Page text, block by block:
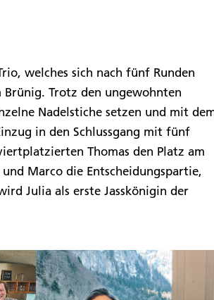
welches sich nach fünf Runden
Trotz den ungewohnten
Nadelstiche setzen und mit
in den Schlussgang mit fünf
Thomas den Platz am
Marco die Entscheidungspartie,
Julia als erste Jasskönigin der